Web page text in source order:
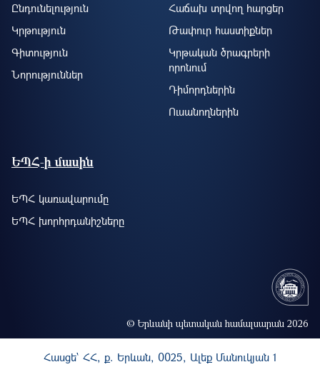
Ընդունելություն
Կրթություն
Գիտություն
Նորություններ
Հաճախ տրվող հարցեր
Թափուր հաստիքներ
Կրթական ծրագրերի
որոնում
Դիմորդներին
Ուսանողներին
ԵՊՀ-ի մասին
ԵՊՀ կառավարումը
ԵՊՀ խորհրդանիշները
© Երևանի պետական համալսարան 2026
Հասցե` ՀՀ, ք. Երևան, 0025, Ալեք Մանուկյան 1